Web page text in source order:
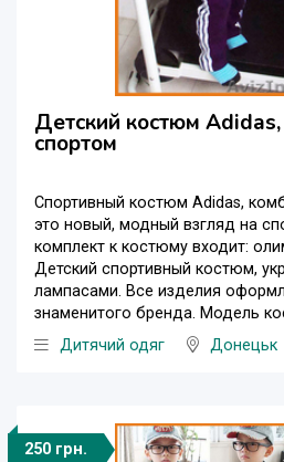
Детский костюм
спортом
Спортивный костюм Adidas,
это новый, модный взгляд на
комплект к костюму входит:
Детский спортивный костюм,
лампасами. Все изделия
знаменитого бренда. Модель
Дитячий одяг
Донецьк
250 грн.